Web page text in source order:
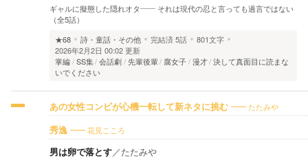
ギャルに擬態した隠れオタ―― それは現代の忍と言っても過言ではない
（全5話）
★68
詩・童話・その他 完結済5話
801文字
2026年2月2日 00:02 更新
掌編 SS集 会話劇 先輩後輩 腐女子 漫才 決して真面目に読まな
いでください
あの女性コンビが心機一転して新ネタに挑む たたみや
秀逸 花見こころ
男は卵で落とす／たたみや